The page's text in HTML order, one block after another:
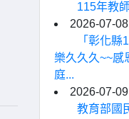
115年教
2026-07-08
「彰化
樂久久久~~
庭...
2026-07-09
教育部國